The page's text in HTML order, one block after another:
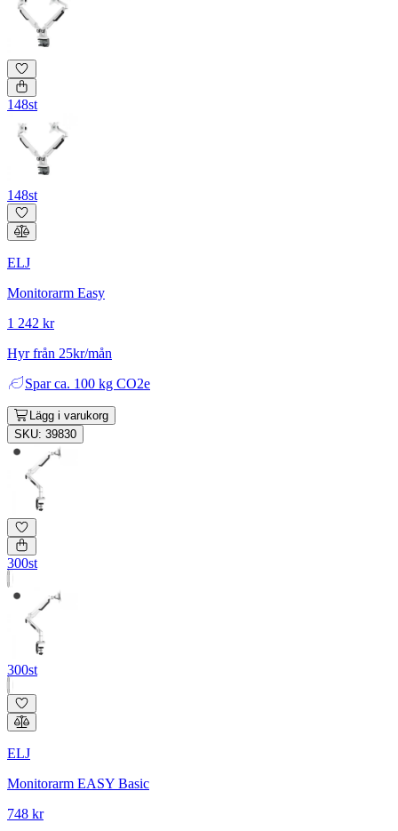
148st
148st
ELJ
Monitorarm Easy
1 242 kr
Hyr från 25kr/mån
Spar ca. 100 kg CO2e
Lägg i varukorg
SKU: 39830
300st
300st
ELJ
Monitorarm EASY Basic
748 kr